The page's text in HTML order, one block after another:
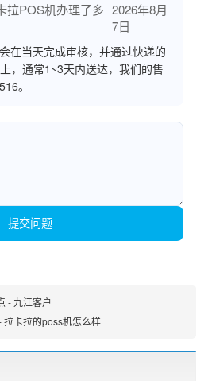
拉POS机办理了多 2026年8月
7日
在当天完成审核，并通过快递的
，通常1~3天内送达，我们的售
。
提交问题
- 九江客户
拉卡拉的poss机怎么样